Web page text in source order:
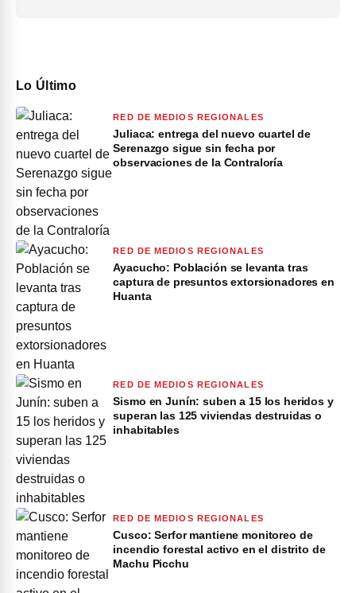
Lo Último
RED DE MEDIOS REGIONALES
Juliaca: entrega del nuevo cuartel de
Serenazgo sigue sin fecha por
observaciones de la Contraloría
RED DE MEDIOS REGIONALES
Ayacucho: Población se levanta tras
captura de presuntos extorsionadores en
Huanta
RED DE MEDIOS REGIONALES
Sismo en Junín: suben a 15 los heridos y
superan las 125 viviendas destruidas o
inhabitables
RED DE MEDIOS REGIONALES
Cusco: Serfor mantiene monitoreo de
incendio forestal activo en el distrito de
Machu Picchu